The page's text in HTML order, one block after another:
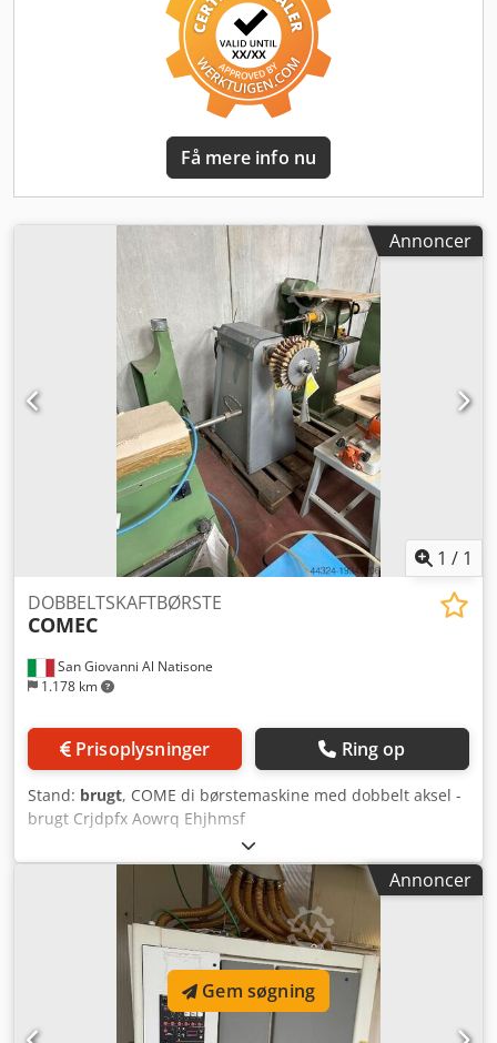
Få mere info nu
Annoncer
1 / 1
San Giovanni Al Natisone
1.178 km
DOBBELTSKAFTBØRSTE
COMEC
Prisoplysninger Ring op
Stand: brugt, COME di børstemaskine med dobbelt aksel -
brugt Crjdpfx Aowrq Ehjhmsf
Annoncer
Gem søgning